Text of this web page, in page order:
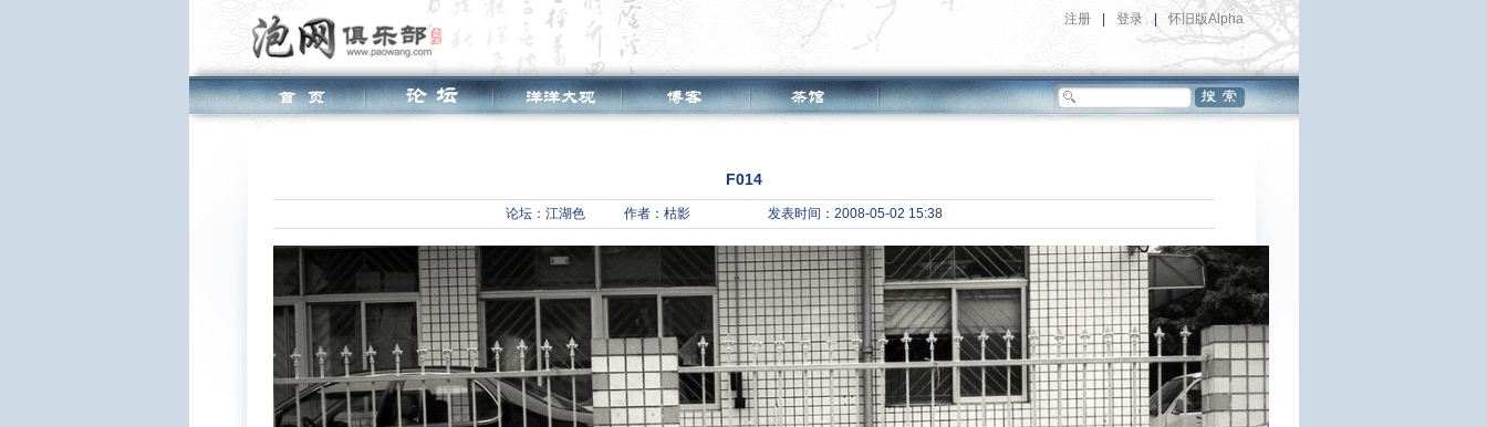
注册 登录 | 怀旧版Alpha
F014
论坛： 江湖色 作者：枯影 发表时间：2008-05-02 15:38